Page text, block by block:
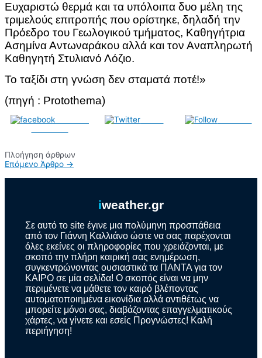
Ευχαριστώ θερμά και τα υπόλοιπα δυο μέλη της
τριμελούς επιτροπής που ορίστηκε, δηλαδή την
Πρόεδρο του Γεωλογικού τμήματος, Καθηγήτρια
Ασημίνα Αντωναράκου αλλά και τον Αναπληρωτή
Καθηγητή Στυλιανό Λόζιο.
Το ταξίδι στη γνώση δεν σταματά ποτέ!»
(πηγή : Protothema)
Tweet Follow us
Πλοήγηση άρθρων
Επόμενο Άρθρο →
iweather.gr
Σε αυτό το site έγινε μια πολύμηνη προσπάθεια
από τον Γιάννη Καλλιάνο ώστε να σας παρέχονται
όλες εκείνες οι πληροφορίες που χρειάζονται, με
σκοπό την πλήρη καιρική σας ενημέρωση,
συγκεντρώνοντας ουσιαστικά τα ΠΑΝΤΑ για τον
ΚΑΙΡΟ σε μία σελίδα! Ο σκοπός είναι να μην
περιμένετε να μάθετε τον καιρό βλέποντας
αυτοματοποιημένα εικονίδια αλλά αντιθέτως να
μπορείτε μόνοι σας, διαβάζοντας επαγγελματικούς
χάρτες, να γίνετε και εσείς Προγνώστες! Καλή
περιήγηση!